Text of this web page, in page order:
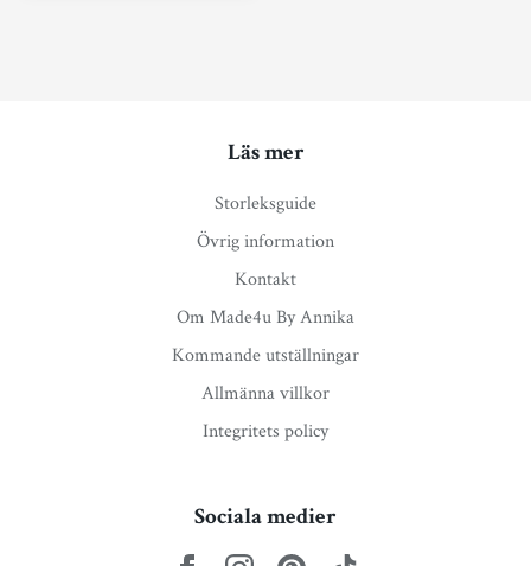
Läs mer
Storleksguide
Övrig information
Kontakt
Om Made4u By Annika
Kommande utställningar
Allmänna villkor
Integritets policy
Sociala medier